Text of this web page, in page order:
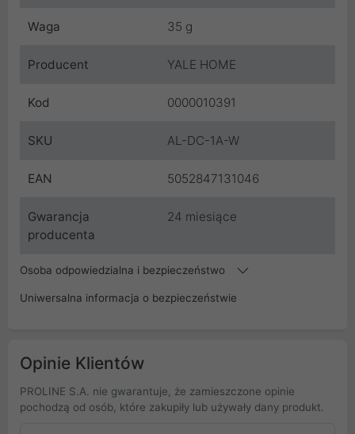
Waga 35 g
Producent YALE HOME
Kod 0000010391
SKU AL-DC-1A-W
EAN 5052847131046
Gwarancja
producenta
24 miesiące
Osoba odpowiedzialna i bezpieczeństwo
Uniwersalna informacja o bezpieczeństwie
Opinie Klientów
PROLINE S.A. nie gwarantuje, że zamieszczone opinie
pochodzą od osób, które zakupiły lub używały dany produkt.